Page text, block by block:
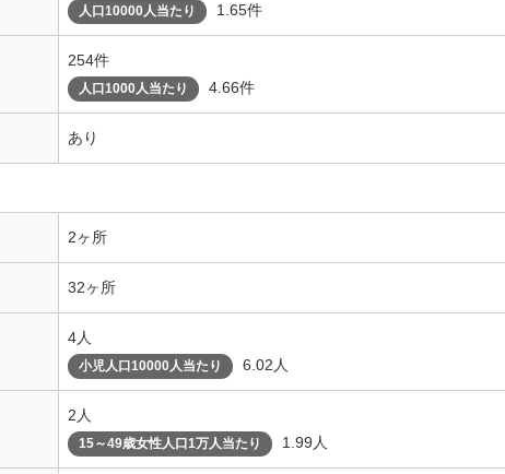
人口10000人当たり 1.65件
254件
人口1000人当たり 4.66件
あり
2ヶ所
32ヶ所
4人
小児人口10000人当たり 6.02人
2人
15～49歳女性人口1万人当たり 1.99人